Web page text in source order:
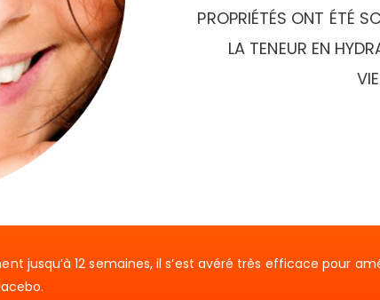
PROPRIÉTÉS ONT ÉTÉ
LA TENEUR EN
jusqu’à 12 semaines, il s’est avéré très efficace pour